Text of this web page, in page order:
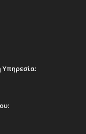
Υπηρεσία: